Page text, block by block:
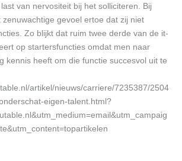
van nervositeit bij het solliciteren. Bij
gevoel ertoe dat zij niet
Zo blijkt dat ruim twee derde van de it-
op startersfuncties omdat men naar
kennis heeft om die functie succesvol uit te
artikel/nieuws/carriere/7235387/2504
eigen-talent.html?